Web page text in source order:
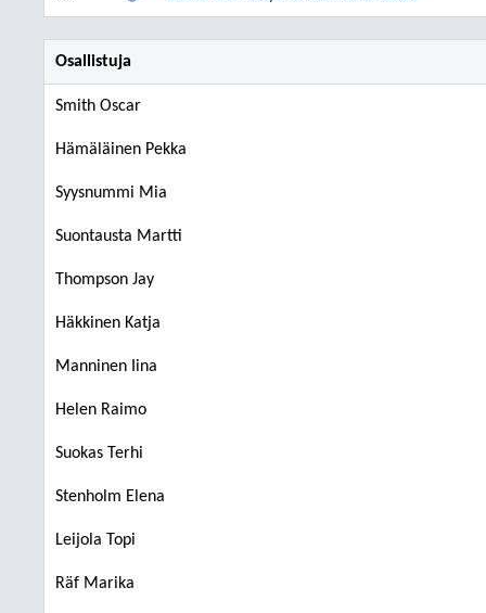
Osallistuja
Smith Oscar
Hämäläinen Pekka
Syysnummi Mia
Suontausta Martti
Thompson Jay
Häkkinen Katja
Manninen Iina
Helen Raimo
Suokas Terhi
Stenholm Elena
Leijola Topi
Räf Marika